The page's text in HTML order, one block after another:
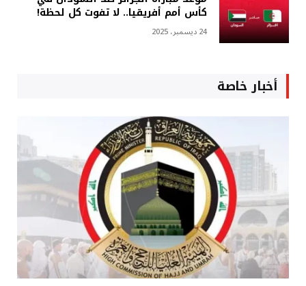
كأس أمم أفريقيا.. لا تفوت كل لحظة!
24 ديسمبر، 2025
أخبار خاصة